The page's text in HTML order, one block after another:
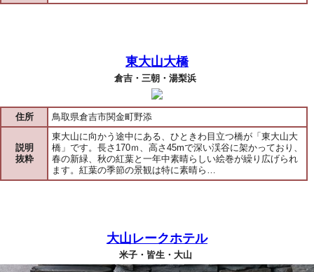
東大山大橋
倉吉・三朝・湯梨浜
住所 鳥取県倉吉市関金町野添
説明
抜粋
東大山に向かう途中にある、ひときわ目立つ橋が「東大山大
橋」です。長さ170ｍ、高さ45mで深い渓谷に架かっており、
春の新緑、秋の紅葉と一年中素晴らしい絵巻が繰り広げられ
ます。紅葉の季節の景観は特に素晴ら…
大山レークホテル
米子・皆生・大山